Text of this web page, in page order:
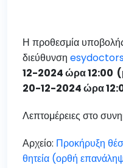
Η προθεσμία
διεύθυνση
12-2024 ώρα 12:00
20-12-2024 ώρα
Λεπτομέρειες στο
Αρχείο: Προκήρυξη
θητεία (ορθή